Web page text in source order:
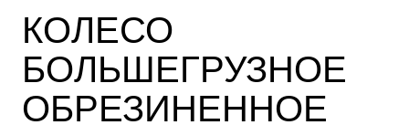
КОЛЕСО
БОЛЬШЕГРУЗНОЕ
ОБРЕЗИНЕННОЕ